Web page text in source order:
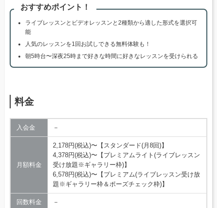
おすすめポイント！
ライブレッスンとビデオレッスンと2種類から適した形式を選択可
能
人気のレッスンを1回お試しできる無料体験も！
朝5時台〜深夜25時まで好きな時間に好きなレッスンを受けられる
料金
入会金 －
月額料金
2,178円(税込)〜【スタンダード(月8回)】
4,378円(税込)〜【プレミアムライト(ライブレッスン
受け放題※ギャラリー枠)】
6,578円(税込)〜【プレミアム(ライブレッスン受け放
題※ギャラリー枠＆ポーズチェック枠)】
回数料金 －